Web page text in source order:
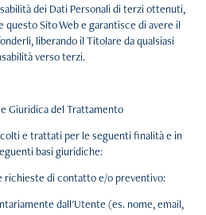
dei Dati Personali di terzi ottenuti,
Sito Web e garantisce di avere il
liberando il Titolare da qualsiasi
verso terzi.
Giuridica del Trattamento
e trattati per le seguenti finalità e in
basi giuridiche:
richieste di contatto e/o preventivo:
dall'Utente (es. nome, email,